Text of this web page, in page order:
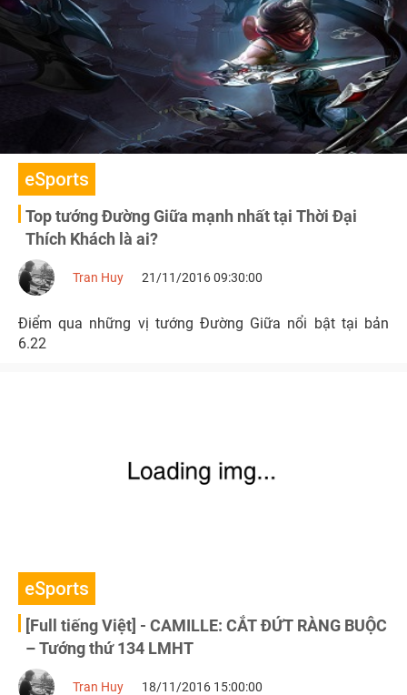
eSports
Top tướng Đường Giữa mạnh nhất tại Thời Đại
Thích Khách là ai?
Tran Huy 21/11/2016 09:30:00
Điểm qua những vị tướng Đường Giữa nổi bật tại bản
6.22
eSports
[Full tiếng Việt] - CAMILLE: CẮT ĐỨT RÀNG BUỘC
– Tướng thứ 134 LMHT
Tran Huy 18/11/2016 15:00:00